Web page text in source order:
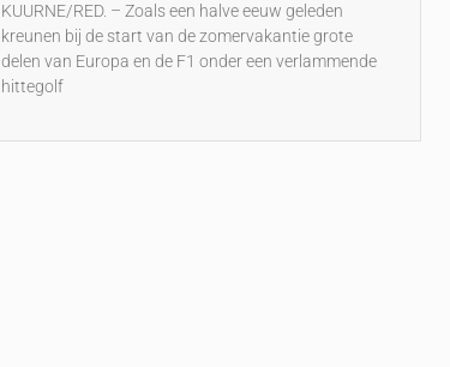
KUURNE/RED. – Zoals een halve eeuw geleden
kreunen bij de start van de zomervakantie grote
delen van Europa en de F1 onder een verlammende
hittegolf